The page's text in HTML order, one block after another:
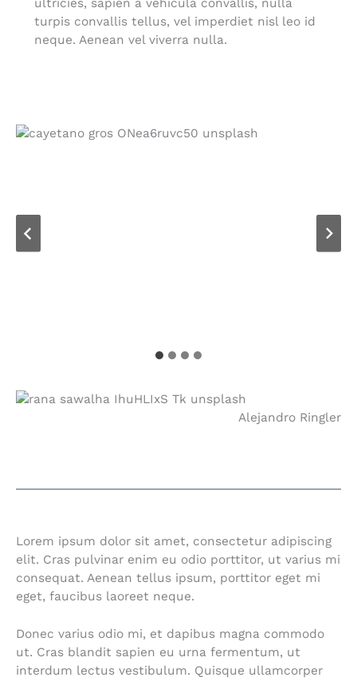
ultricies, sapien a vehicula convallis, nulla
turpis convallis tellus, vel imperdiet nisl leo id
neque. Aenean vel viverra nulla.
Alejandro Ringler
Lorem ipsum dolor sit amet, consectetur adipiscing
elit. Cras pulvinar enim eu odio porttitor, ut varius mi
consequat. Aenean tellus ipsum, porttitor eget mi
eget, faucibus laoreet neque.
Donec varius odio mi, et dapibus magna commodo
ut. Cras blandit sapien eu urna fermentum, ut
interdum lectus vestibulum. Quisque ullamcorper